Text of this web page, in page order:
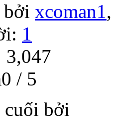
bởi xcoman1
1
3,047
/ 5
bởi